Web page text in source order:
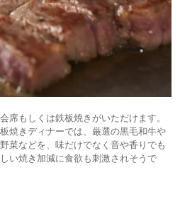
席もしくは鉄板焼きがいただけます。
焼きディナーでは、厳選の黒毛和牛や
菜などを、味だけでなく音や香りでも
い焼き加減に食欲も刺激されそうで